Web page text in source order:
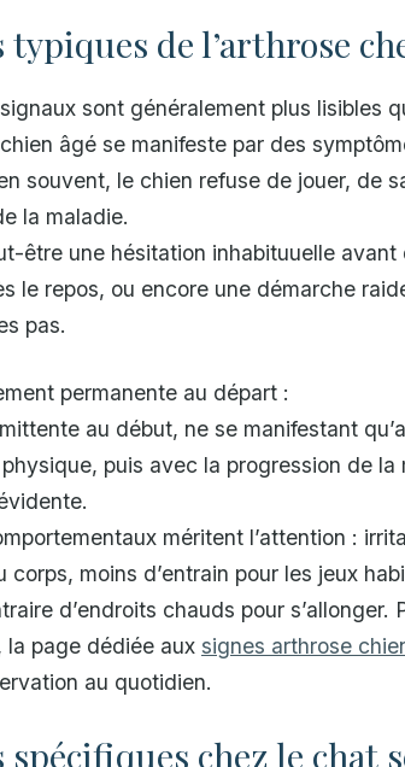
typiques de l’arthrose
sont généralement plus lisibles
chien âgé se manifeste par des
souvent, le chien refuse de jouer, de
la maladie.
être une hésitation inhabituuelle
le repos, ou encore une démarche
pas.
permanente au départ :
au début, ne se manifestant
puis avec la progression de
méritent l’attention :
corps, moins d’entrain pour les jeux
d’endroits chauds pour s’allonger.
la page dédiée aux signes arthrose
au quotidien.
spécifiques chez le chat